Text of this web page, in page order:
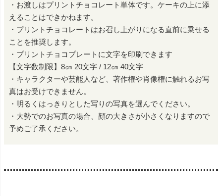
・お渡しはプリントチョコレート単体です。ケーキの上に添
えることはできかねます。
・プリントチョコレートはお召し上がりになる直前に乗せる
ことを推奨します。
・プリントチョコプレートに文字を印刷できます
【文字数制限】8㎝ 20文字 / 12㎝ 40文字
・キャラクターや芸能人など、著作権や肖像権に触れるお写
真はお受けできません。
・明るくはっきりとした写りの写真を選んでください。
・大勢でのお写真の場合、顔の大きさが小さくなりますので
予めご了承ください。